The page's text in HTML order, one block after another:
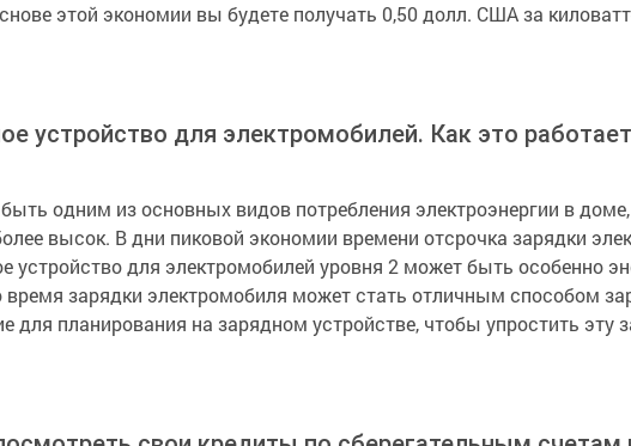
этой экономии вы будете получать 0,50 долл. США за
устройство для электромобилей. Как это
одним из основных видов потребления электроэнергии в
высок. В дни пиковой экономии времени отсрочка зарядки
устройство для электромобилей уровня 2 может быть особенно
время зарядки электромобиля может стать отличным способом
для планирования на зарядном устройстве, чтобы упростить эту